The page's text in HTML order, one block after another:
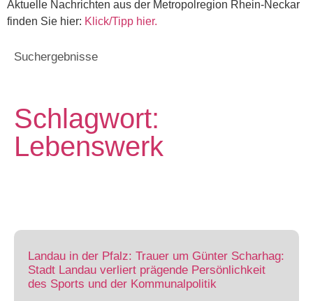
Aktuelle Nachrichten aus der Metropolregion Rhein-Neckar
finden Sie hier: Klick/Tipp hier.
Suchergebnisse
Schlagwort:
Lebenswerk
Landau in der Pfalz: Trauer um Günter Scharhag:
Stadt Landau verliert prägende Persönlichkeit
des Sports und der Kommunalpolitik